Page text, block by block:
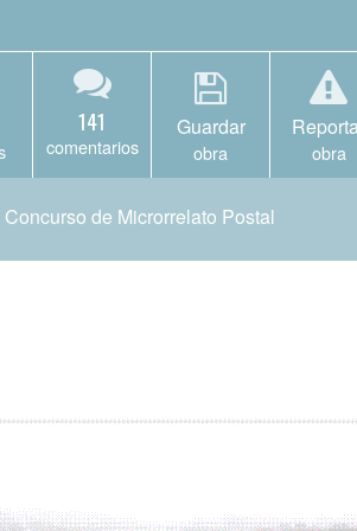
141
comentarios
Guardar
obra obra
Concurso de Microrrelato Postal